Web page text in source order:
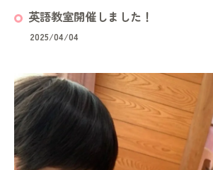
英語教室開催しました！
2025/04/04